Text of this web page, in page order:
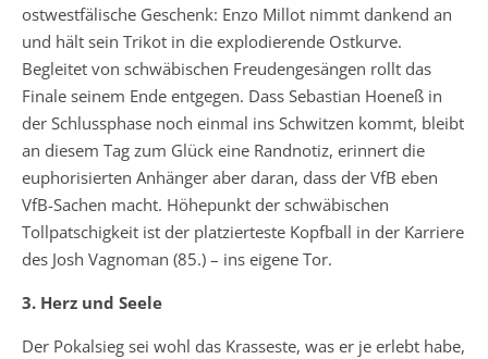
ostwestfälische Geschenk: Enzo Millot nimmt dankend an
und hält sein Trikot in die explodierende Ostkurve.
Begleitet von schwäbischen Freudengesängen rollt das
Finale seinem Ende entgegen. Dass Sebastian Hoeneß in
der Schlussphase noch einmal ins Schwitzen kommt, bleibt
an diesem Tag zum Glück eine Randnotiz, erinnert die
euphorisierten Anhänger aber daran, dass der VfB eben
VfB-Sachen macht. Höhepunkt der schwäbischen
Tollpatschigkeit ist der platzierteste Kopfball in der Karriere
des Josh Vagnoman (85.) – ins eigene Tor.
3. Herz und Seele
Der Pokalsieg sei wohl das Krasseste, was er je erlebt habe,